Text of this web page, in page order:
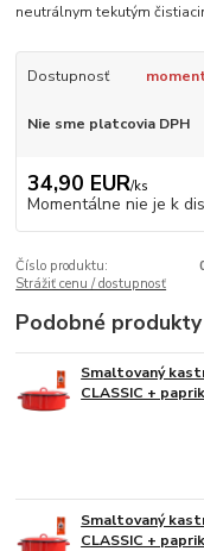
neutrálnym tekutým
Dostupnosť
Nie sme platcovia DPH
34,90 EUR/ks
Momentálne nie je k
Číslo produktu:
Strážiť cenu / dostupnosť
Podobné produkty
Smaltovaný
CLASSIC +
Smaltovaný
CLASSIC +